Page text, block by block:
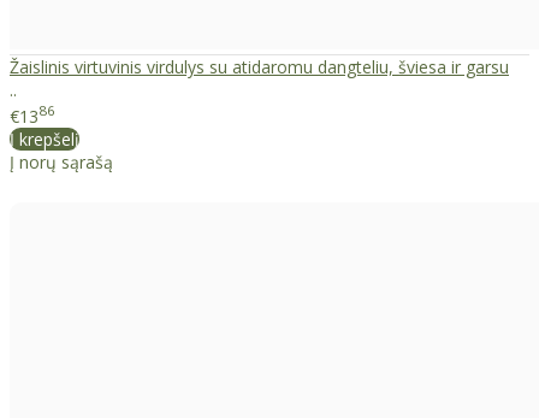
Žaislinis virtuvinis virdulys su atidaromu dangteliu, šviesa ir garsu
..
€1386
Į krepšelį
Į norų sąrašą